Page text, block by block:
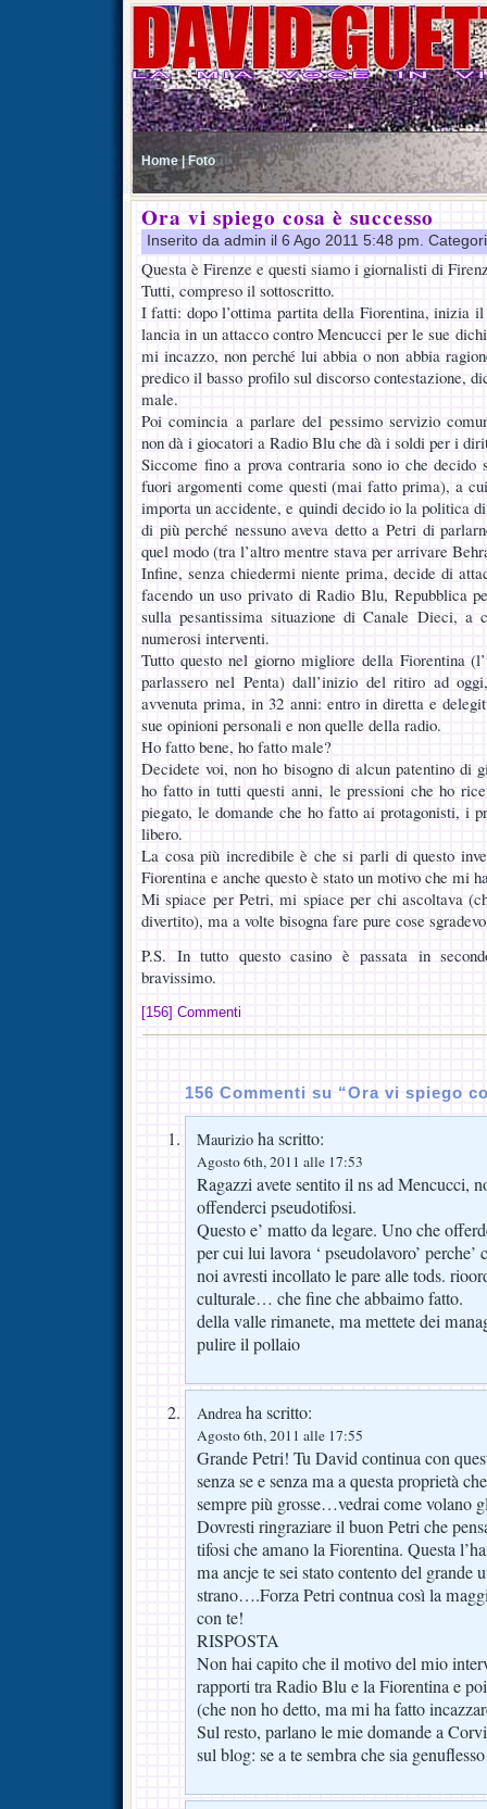
Home | Foto
Ora vi spiego cosa è successo
Inserito da admin il 6 Ago 2011 5:48 pm.
Questa è Firenze e questi siamo i giornalisti di
Tutti, compreso il sottoscritto.
I fatti: dopo l’ottima partita della Fiorentina, inizia il
lancia in un attacco contro Mencucci per le sue
mi incazzo, non perché lui abbia o non abbia
predico il basso profilo sul discorso contestazione,
male.
Poi comincia a parlare del pessimo servizio
non dà i giocatori a Radio Blu che dà i soldi per i
Siccome fino a prova contraria sono io che
fuori argomenti come questi (mai fatto prima), a
importa un accidente, e quindi decido io la politica
di più perché nessuno aveva detto a Petri di
quel modo (tra l’altro mentre stava per arrivare
Infine, senza chiedermi niente prima, decide di
facendo un uso privato di Radio Blu, Repubblica
sulla pesantissima situazione di Canale Dieci, a
numerosi interventi.
Tutto questo nel giorno migliore della Fiorentina
parlassero nel Penta) dall’inizio del ritiro ad
avvenuta prima, in 32 anni: entro in diretta e
sue opinioni personali e non quelle della radio.
Ho fatto bene, ho fatto male?
Decidete voi, non ho bisogno di alcun patentino di
ho fatto in tutti questi anni, le pressioni che ho
piegato, le domande che ho fatto ai protagonisti, i
libero.
La cosa più incredibile è che si parli di questo
Fiorentina e anche questo è stato un motivo che mi
Mi spiace per Petri, mi spiace per chi ascoltava
divertito), ma a volte bisogna fare pure cose
P.S. In tutto questo casino è passata in
bravissimo.
[156] Commenti
156 Commenti su “Ora vi spiego
Maurizio ha scritto:
Agosto 6th, 2011 alle 17:53
Ragazzi avete sentito il ns ad Mencucci,
offenderci pseudotifosi.
Questo e’ matto da legare. Uno che
per cui lui lavora ‘ pseudolavoro’
noi avresti incollato le pare alle tods.
culturale… che fine che abbaimo fatto.
della valle rimanete, ma mettete dei
pulire il pollaio
Andreaha scritto:
Agosto 6th, 2011 alle 17:55
Grande Petri! Tu David continua con
senza se e senza ma a questa proprietà
sempre più grosse…vedrai come volano
Dovresti ringraziare il buon Petri che
tifosi che amano la Fiorentina. Questa
ma ancje te sei stato contento del grande
strano….Forza Petri contnua così la
con te!
RISPOSTA
Non hai capito che il motivo del mio
rapporti tra Radio Blu e la Fiorentina e
(che non ho detto, ma mi ha fatto
Sul resto, parlano le mie domande a
sul blog: se a te sembra che sia